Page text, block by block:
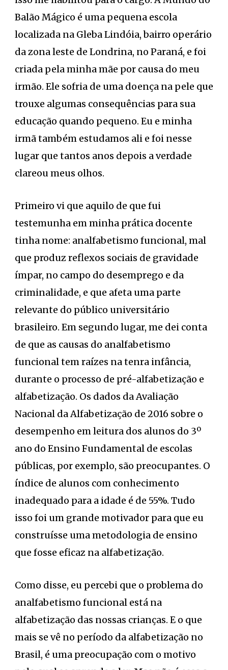
Balão Mágico é uma pequena escola
localizada na Gleba Lindóia, bairro operário
da zona leste de Londrina, no Paraná, e foi
criada pela minha mãe por causa do meu
irmão. Ele sofria de uma doença na pele que
trouxe algumas consequências para sua
educação quando pequeno. Eu e minha
irmã também estudamos ali e foi nesse
lugar que tantos anos depois a verdade
clareou meus olhos.
Primeiro vi que aquilo de que fui
testemunha em minha prática docente
tinha nome: analfabetismo funcional, mal
que produz reflexos sociais de gravidade
ímpar, no campo do desemprego e da
criminalidade, e que afeta uma parte
relevante do público universitário
brasileiro. Em segundo lugar, me dei conta
de que as causas do analfabetismo
funcional tem raízes na tenra infância,
durante o processo de pré-alfabetização e
alfabetização. Os dados da Avaliação
Nacional da Alfabetização de 2016 sobre o
desempenho em leitura dos alunos do 3º
ano do Ensino Fundamental de escolas
públicas, por exemplo, são preocupantes. O
índice de alunos com conhecimento
inadequado para a idade é de 55%. Tudo
isso foi um grande motivador para que eu
construísse uma metodologia de ensino
que fosse eficaz na alfabetização.
Como disse, eu percebi que o problema do
analfabetismo funcional está na
alfabetização das nossas crianças. E o que
mais se vê no período da alfabetização no
Brasil, é uma preocupação com o motivo